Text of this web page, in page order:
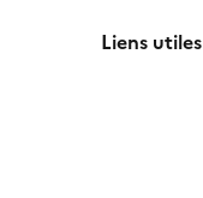
Liens utiles